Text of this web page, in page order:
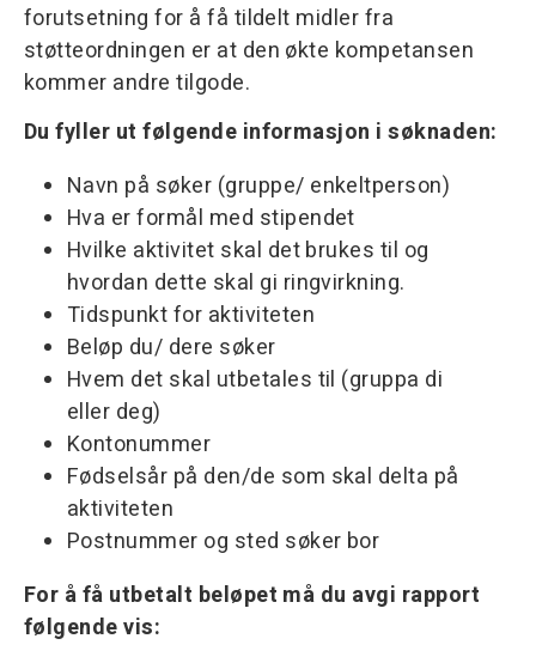
forutsetning for å få tildelt midler fra
støtteordningen er at den økte kompetansen
kommer andre tilgode.
Du fyller ut følgende informasjon i søknaden:
Navn på søker (gruppe/ enkeltperson)
Hva er formål med stipendet
Hvilke aktivitet skal det brukes til og
hvordan dette skal gi ringvirkning.
Tidspunkt for aktiviteten
Beløp du/ dere søker
Hvem det skal utbetales til (gruppa di
eller deg)
Kontonummer
Fødselsår på den/de som skal delta på
aktiviteten
Postnummer og sted søker bor
For å få utbetalt beløpet må du avgi rapport
følgende vis: